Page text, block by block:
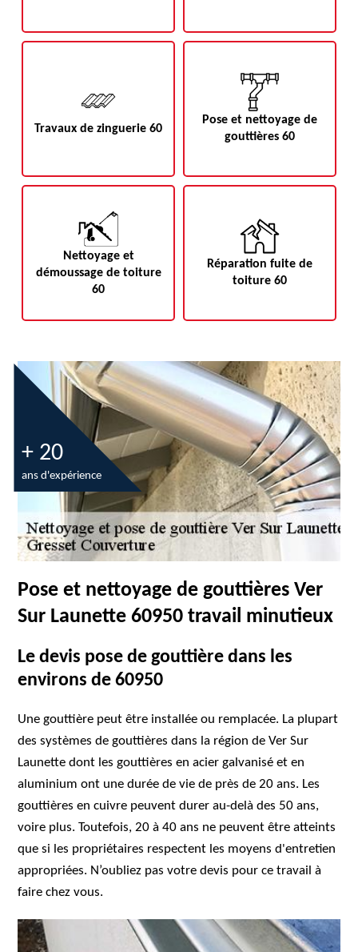
Travaux de zinguerie 60
Pose et nettoyage de
gouttières 60
Nettoyage et
démoussage de toiture
60
Réparation fuite de
toiture 60
+ 20
ans d'expérience
Pose et nettoyage de gouttières Ver
Sur Launette 60950 travail minutieux
Le devis pose de gouttière dans les
environs de 60950
Une gouttière peut être installée ou remplacée. La plupart
des systèmes de gouttières dans la région de Ver Sur
Launette dont les gouttières en acier galvanisé et en
aluminium ont une durée de vie de près de 20 ans. Les
gouttières en cuivre peuvent durer au-delà des 50 ans,
voire plus. Toutefois, 20 à 40 ans ne peuvent être atteints
que si les propriétaires respectent les moyens d'entretien
appropriées. N’oubliez pas votre devis pour ce travail à
faire chez vous.